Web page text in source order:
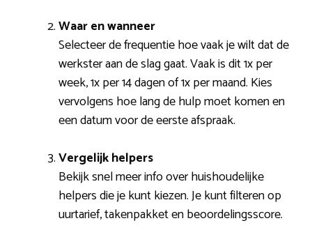
Waar en wanneer
Selecteer de frequentie hoe vaak je wilt dat de
werkster aan de slag gaat. Vaak is dit 1x per
week, 1x per 14 dagen of 1x per maand. Kies
vervolgens hoe lang de hulp moet komen en
een datum voor de eerste afspraak.
Vergelijk helpers
Bekijk snel meer info over huishoudelijke
helpers die je kunt kiezen. Je kunt filteren op
uurtarief, takenpakket en beoordelingsscore.